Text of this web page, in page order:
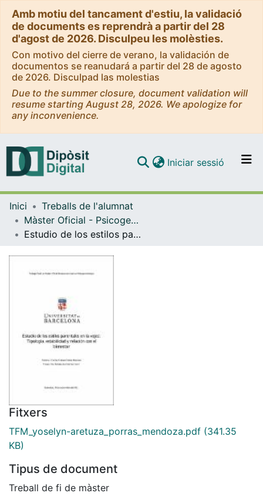
Amb motiu del tancament d'estiu, la validació
de documents es reprendrà a partir del 28
d'agost de 2026. Disculpeu les molèsties.
Con motivo del cierre de verano, la validación de
documentos se reanudará a partir del 28 de agosto
de 2026. Disculpad las molestias
Due to the summer closure, document validation will
resume starting August 28, 2026. We apologize for
any inconvenience.
Navega per tot el DD
Com publicar
Iniciar sessió (current)
Inici
Treballs de l'alumnat
Màster Oficial - Psicogerontologia
Estudio de los estilos parentales en la vejez: Tipología, estabilidad y relación con el bienestar
Fitxers
TFM_yoselyn-aretuza_porras_mendoza.pdf (341.35
KB)
Tipus de document
Treball de fi de màster